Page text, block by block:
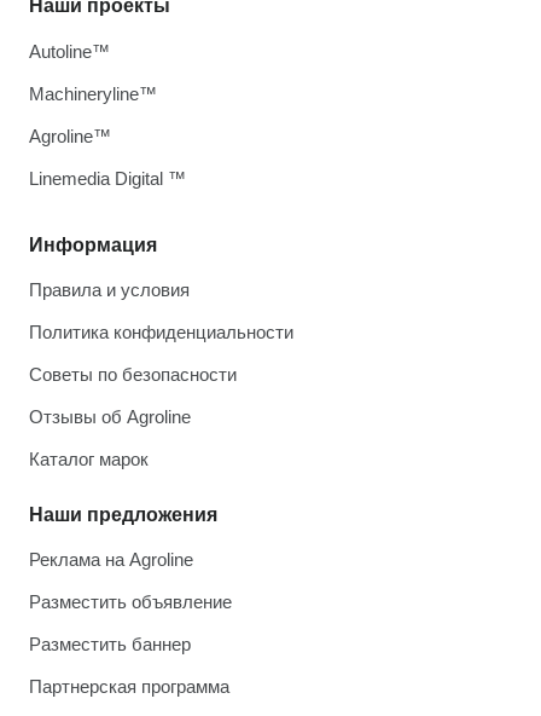
Информация
Правила и условия
Политика конфиденциальности
Советы по безопасности
Отзывы об Agroline
Каталог марок
Наши предложения
Реклама на Agroline
Разместить объявление
Разместить баннер
Партнерская программа
Наши проекты
Autoline™
Machineryline™
Agroline™
Linemedia Digital ™